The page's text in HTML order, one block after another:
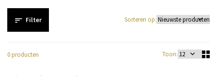
Filter
0 producten Toon:
Sorteren op: